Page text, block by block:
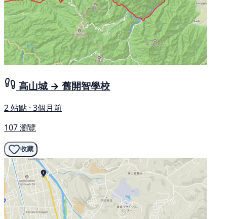
高山城 → 舊開智學校
2 站點 · 3個月前
107 瀏覽
收藏